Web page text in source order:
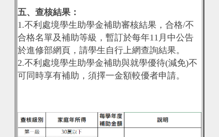
五、查核結果：
1.不利處境學生助學金補助審核結果，合格/不
合格名單及補助等級，暫訂於每年11月中公告
於進修部網頁，請學生自行上網查詢結果。
2.不利處境學生助學金補助與就學優待(減免)不
可同時享有補助，須擇一金額較優者申請。